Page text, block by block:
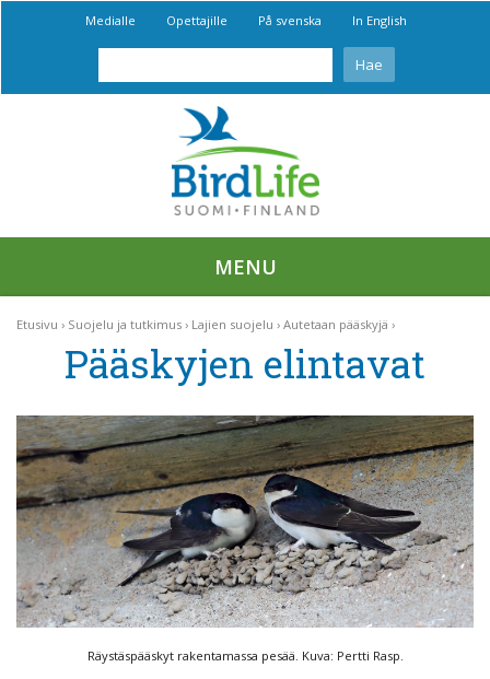
Medialle Opettajille På svenska In English
MENU
Etusivu Suojelu ja tutkimus Lajien suojelu Autetaan pääskyjä
Pääskyjen elintavat
Räystäspääskyt rakentamassa pesää. Kuva: Pertti Rasp.